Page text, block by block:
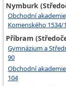
Nymburk
Obchodní
Komenského 1534/
Příbram
Gymnázium a
90
Obchodní
104